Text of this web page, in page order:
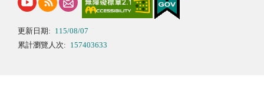
更新日期: 115/08/07
累計瀏覽人次: 157403633